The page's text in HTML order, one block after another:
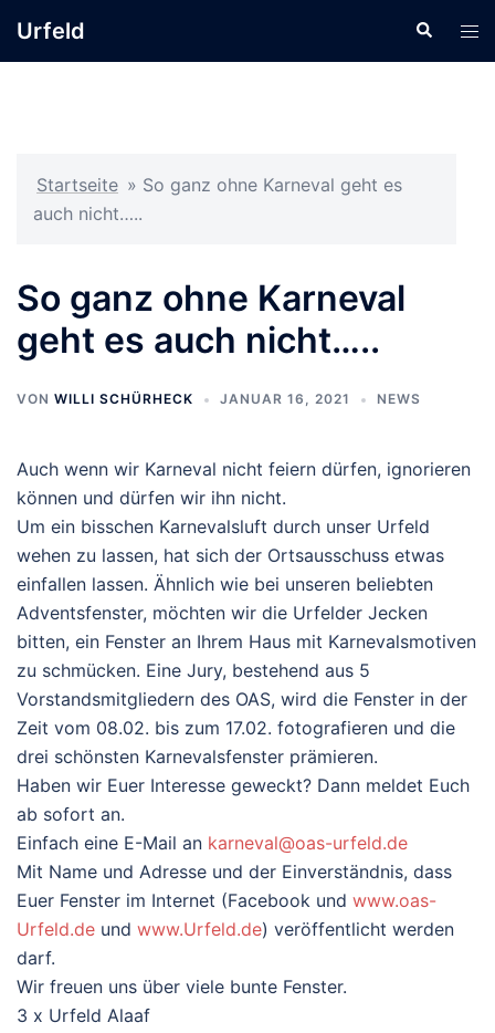
InhaltUrfeld Suche
Startseite » So ganz ohne Karneval geht es
auch nicht…..
So ganz ohne Karneval
geht es auch nicht…..
VON WILLI SCHÜRHECK JANUAR 16, 2021 NEWS
Auch wenn wir Karneval nicht feiern dürfen, ignorieren
können und dürfen wir ihn nicht.
Um ein bisschen Karnevalsluft durch unser Urfeld
wehen zu lassen, hat sich der Ortsausschuss etwas
einfallen lassen. Ähnlich wie bei unseren beliebten
Adventsfenster, möchten wir die Urfelder Jecken
bitten, ein Fenster an Ihrem Haus mit Karnevalsmotiven
zu schmücken. Eine Jury, bestehend aus 5
Vorstandsmitgliedern des OAS, wird die Fenster in der
Zeit vom 08.02. bis zum 17.02. fotografieren und die
drei schönsten Karnevalsfenster prämieren.
Haben wir Euer Interesse geweckt? Dann meldet Euch
ab sofort an.
Einfach eine E-Mail an karneval@oas-urfeld.de
Mit Name und Adresse und der Einverständnis, dass
Euer Fenster im Internet (Facebook und www.oas-
Urfeld.de und www.Urfeld.de) veröffentlicht werden
darf.
Wir freuen uns über viele bunte Fenster.
3 x Urfeld Alaaf